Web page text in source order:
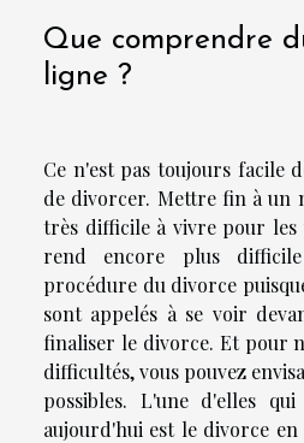
Que comprendre
ligne ?
Ce n'est pas toujours facile
de divorcer. Mettre fin à un
très difficile à vivre pour les
rend encore plus
procédure du divorce
sont appelés à se voir
finaliser le divorce. Et pour
difficultés, vous pouvez
possibles. L'une d'elles
aujourd'hui est le divorce en